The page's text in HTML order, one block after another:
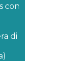
con
di